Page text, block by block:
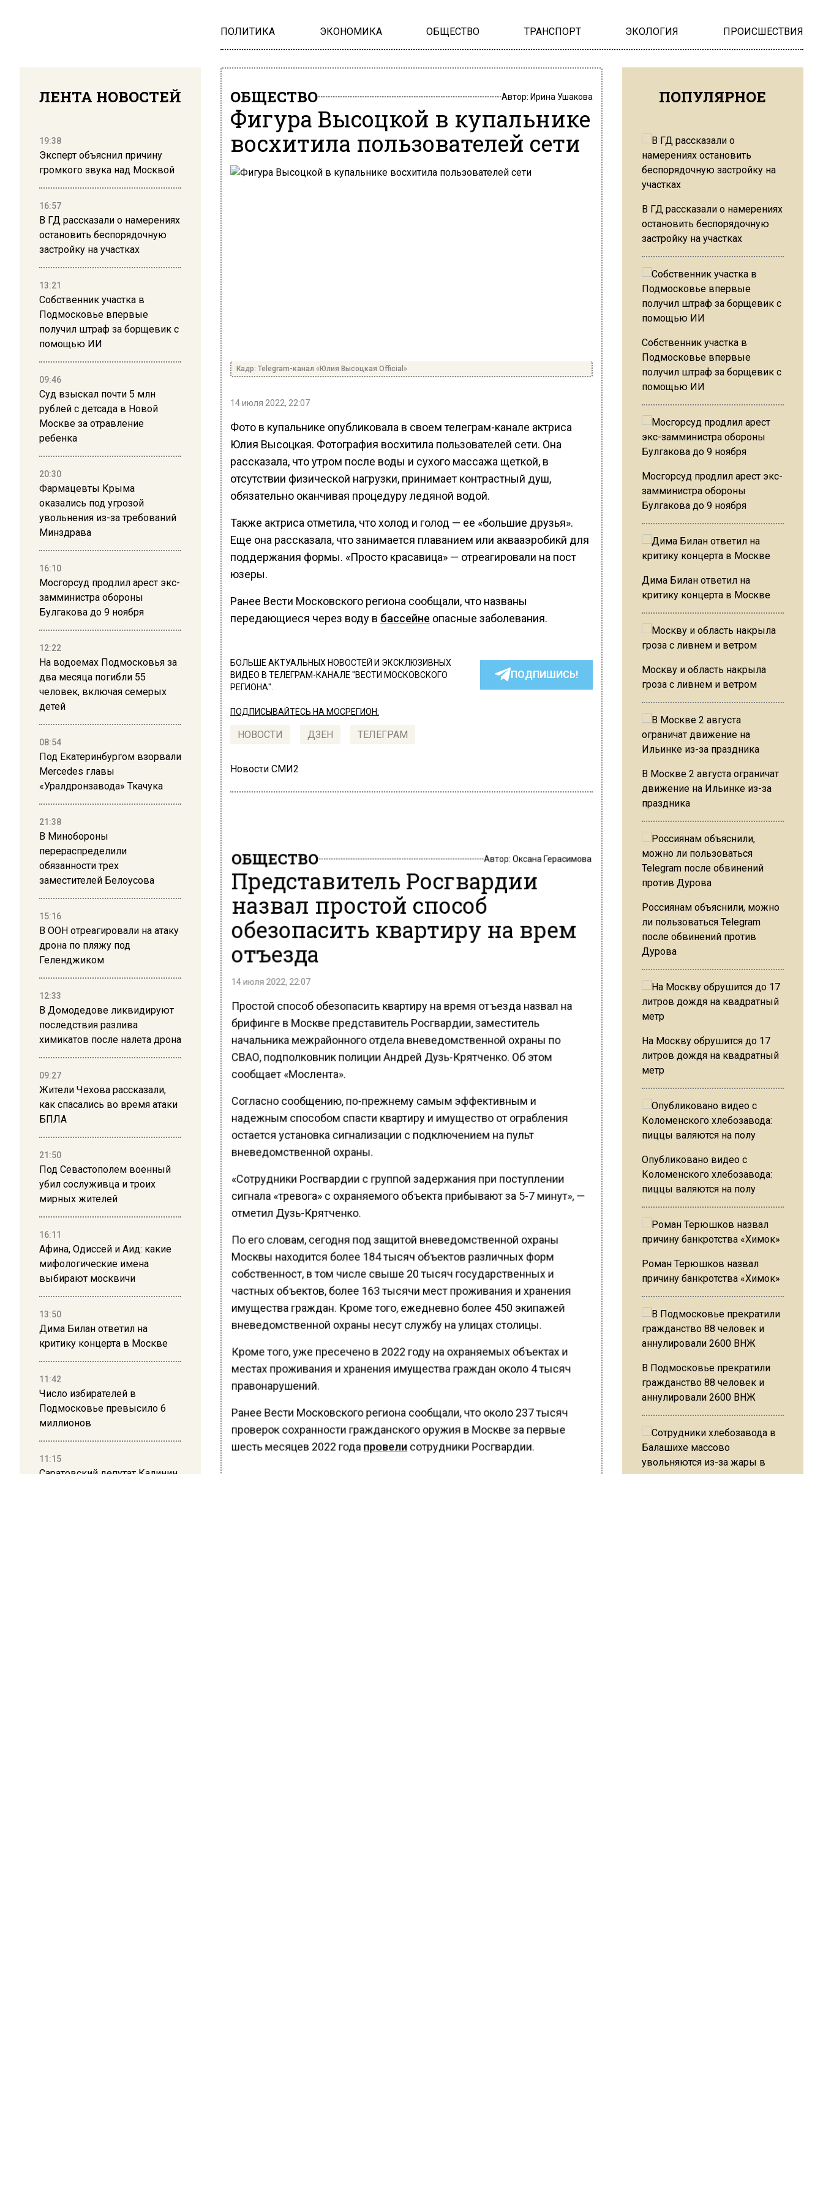
ПОЛИТИКА ЭКОНОМИКА ОБЩЕСТВО ТРАНСПОРТ ЭКОЛОГИЯ ПРОИСШЕСТВИЯ
ЛЕНТА НОВОСТЕЙ
19:38
Эксперт объяснил причину
громкого звука над Москвой
16:57
В ГД рассказали о намерениях
остановить беспорядочную
застройку на участках
13:21
Собственник участка в
Подмосковье впервые
получил штраф за борщевик с
помощью ИИ
09:46
Суд взыскал почти 5 млн
рублей с детсада в Новой
Москве за отравление
ребенка
20:30
Фармацевты Крыма
оказались под угрозой
увольнения из-за требований
Минздрава
16:10
Мосгорсуд продлил арест экс-
замминистра обороны
Булгакова до 9 ноября
12:22
На водоемах Подмосковья за
два месяца погибли 55
человек, включая семерых
детей
08:54
Под Екатеринбургом взорвали
Mercedes главы
«Уралдронзавода» Ткачука
21:38
В Минобороны
перераспределили
обязанности трех
заместителей Белоусова
15:16
В ООН отреагировали на атаку
дрона по пляжу под
Геленджиком
12:33
В Домодедове ликвидируют
последствия разлива
химикатов после налета дрона
09:27
Жители Чехова рассказали,
как спасались во время атаки
БПЛА
21:50
Под Севастополем военный
убил сослуживца и троих
мирных жителей
16:11
Афина, Одиссей и Аид: какие
мифологические имена
выбирают москвичи
13:50
Дима Билан ответил на
критику концерта в Москве
11:42
Число избирателей в
Подмосковье превысило 6
миллионов
11:15
Саратовский депутат Калинин
ОБЩЕСТВО Автор: Ирина Ушакова
Фигура Высоцкой в купальнике
восхитила пользователей сети
Кадр: Telegram-канал «Юлия Высоцкая Official»
14 июля 2022, 22:07
Фото в купальнике опубликовала в своем телеграм-канале актриса
Юлия Высоцкая. Фотография восхитила пользователей сети. Она
рассказала, что утром после воды и сухого массажа щеткой, в
отсутствии физической нагрузки, принимает контрастный душ,
обязательно оканчивая процедуру ледяной водой.
Также актриса отметила, что холод и голод — ее «большие друзья».
Еще она рассказала, что занимается плаванием или аквааэробикй для
поддержания формы. «Просто красавица» — отреагировали на пост
юзеры.
Ранее Вести Московского региона сообщали, что названы
передающиеся через воду в бассейне опасные заболевания.
БОЛЬШЕ АКТУАЛЬНЫХ НОВОСТЕЙ И ЭКСКЛЮЗИВНЫХ
ВИДЕО В ТЕЛЕГРАМ-КАНАЛЕ "ВЕСТИ МОСКОВСКОГО
РЕГИОНА".
ПОДПИШИСЬ!
ПОДПИСЫВАЙТЕСЬ НА МОСРЕГИОН:
НОВОСТИ ДЗЕН ТЕЛЕГРАМ
Новости СМИ2
ОБЩЕСТВО Автор:Оксана Герасимова
Представитель Росгвардии
назвал простой способ
обезопасить квартиру на врем
отъезда
14 июля 2022, 22:07
Простой способ обезопасить квартиру на время отъезда назвал на
брифинге в Москве представитель Росгвардии, заместитель
начальника межрайонного отдела вневедомственной охраны по
СВАО, подполковник полиции Андрей Дузь-Крятченко. Об этом
сообщает «Мослента».
Согласно сообщению, по-прежнему самым эффективным и
надежным способом спасти квартиру и имущество от ограбления
остается установка сигнализации с подключением на пульт
вневедомственной охраны.
«Сотрудники Росгвардии с группой задержания при поступлении
сигнала «тревога» с охраняемого объекта прибывают за 5-7 минут», —
отметил Дузь-Крятченко.
По его словам, сегодня под защитой вневедомственной охраны
Москвы находится более 184 тысяч объектов различных форм
собственност, в том числе свыше 20 тысяч государственных и
частных объектов, более 163 тысячи мест проживания и хранения
имущества граждан. Кроме того, ежедневно более 450 экипажей
вневедомственной охраны несут службу на улицах столицы.
Кроме того, уже пресечено в 2022 году на охраняемых объектах и
местах проживания и хранения имущества граждан около 4 тысяч
правонарушений.
Ранее Вести Московского региона сообщали, что около 237 тысяч
проверок сохранности гражданского оружия в Москве за первые
шесть месяцев 2022 года провели сотрудники Росгвардии.
ПОПУЛЯРНОЕ
В ГД рассказали о намерениях
остановить беспорядочную
застройку на участках
Собственник участка в
Подмосковье впервые
получил штраф за борщевик с
помощью ИИ
Мосгорсуд продлил арест экс-
замминистра обороны
Булгакова до 9 ноября
Дима Билан ответил на
критику концерта в Москве
Москву и область накрыла
гроза с ливнем и ветром
В Москве 2 августа ограничат
движение на Ильинке из-за
праздника
Россиянам объяснили, можно
ли пользоваться Telegram
после обвинений против
Дурова
На Москву обрушится до 17
литров дождя на квадратный
метр
Опубликовано видео с
Коломенского хлебозавода:
пиццы валяются на полу
Роман Терюшков назвал
причину банкротства «Химок»
В Подмосковье прекратили
гражданство 88 человек и
аннулировали 2600 ВНЖ